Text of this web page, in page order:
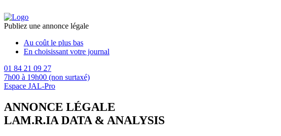
Publiez une annonce légale
Au coût le plus bas
En choisissant votre journal
01 84 21 09 27
7h00 à 19h00 (non surtaxé)
Espace JAL-Pro
ANNONCE LÉGALE
LAM.R.IA DATA & ANALYSIS